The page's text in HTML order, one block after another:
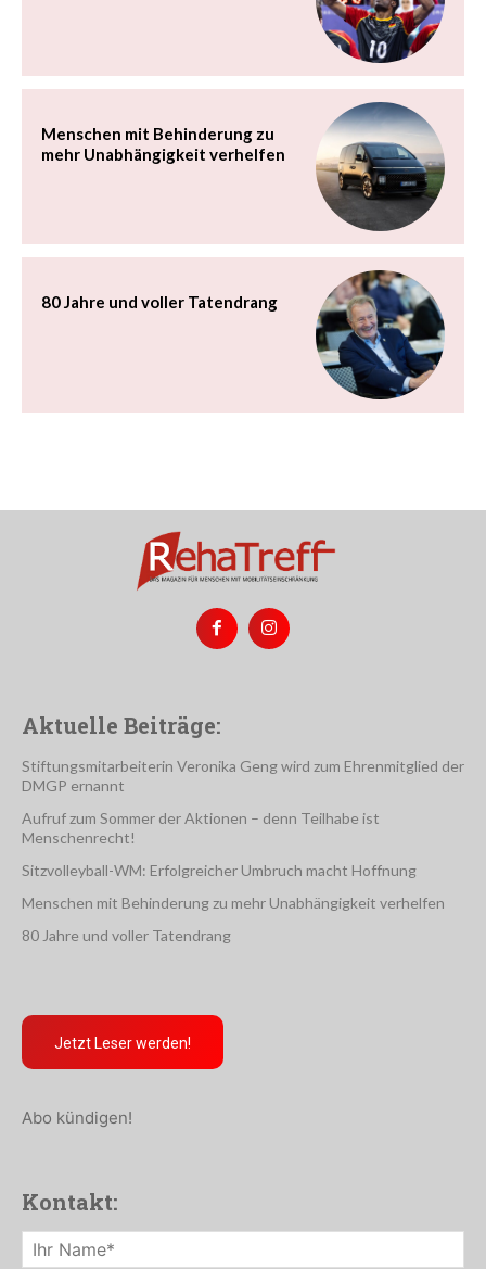
Menschen mit Behinderung zu
mehr Unabhängigkeit verhelfen
80 Jahre und voller Tatendrang
Aktuelle Beiträge:
Stiftungsmitarbeiterin Veronika Geng wird zum Ehrenmitglied der
DMGP ernannt
Aufruf zum Sommer der Aktionen – denn Teilhabe ist
Menschenrecht!
Sitzvolleyball-WM: Erfolgreicher Umbruch macht Hoffnung
Menschen mit Behinderung zu mehr Unabhängigkeit verhelfen
80 Jahre und voller Tatendrang
Jetzt Leser werden!
Abo kündigen!
Kontakt: